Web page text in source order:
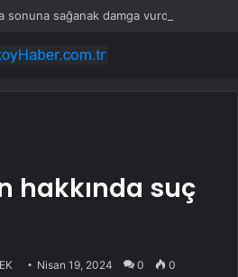
hakkında suç
Nisan 19, 2024 0 0